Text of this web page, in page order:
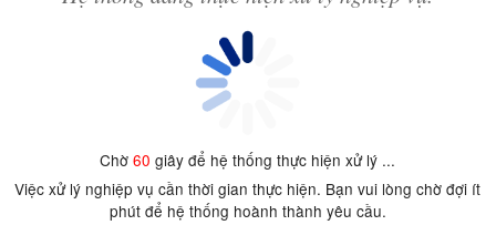
Chờ60 giây để hệ thống thực hiện xử lý ...
Việc xử lý nghiệp vụ cần thời gian thực hiện. Bạn vui lòng chờ đợi ít
phút để hệ thống hoành thành yêu cầu.